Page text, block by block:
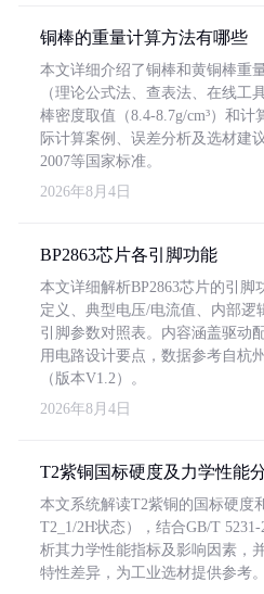
铜棒的重量计算方法有哪些
本文详细介绍了铜棒和黄铜棒重
（理论公式法、查表法、在线工
棒密度取值（8.4-8.7g/cm³）和
际计算案例、误差分析及选材建
2007等国家标准。
2026年8月4日
BP2863芯片各引脚功能
本文详细解析BP2863芯片的引脚
定义、典型电压/电流值、内部逻
引脚参数对照表。内容涵盖驱动
用电路设计要点，数据参考自杭
（版本V1.2）。
2026年8月4日
T2紫铜国标硬度及力学性能
本文系统解读T2紫铜的国标硬度
T2_1/2H状态），结合GB/T
析其力学性能指标及影响因素，
特性差异，为工业选材提供参考。